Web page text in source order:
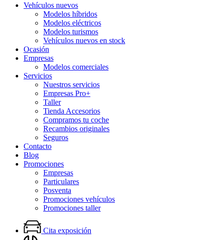
Vehículos nuevos
Modelos híbridos
Modelos eléctricos
Modelos turismos
Vehículos nuevos en stock
Ocasión
Empresas
Modelos comerciales
Servicios
Nuestros servicios
Empresas Pro+
Taller
Tienda Accesorios
Compramos tu coche
Recambios originales
Seguros
Contacto
Blog
Promociones
Empresas
Particulares
Posventa
Promociones vehículos
Promociones taller
Cita exposición